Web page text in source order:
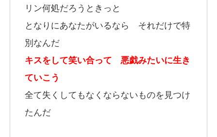
リン何処だろうときっと
となりにあなたがいるなら それだけで特
別なんだ
キスをして笑い合って 悪戯みたいに生き
ていこう
全て失くしてもなくならないものを見つけ
たんだ